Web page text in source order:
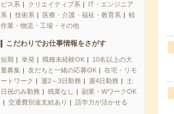
ビス系
クリエイティブ系
IT・エンジニア
系
技術系 医療・介護・福祉・教育系
軽
作業・物流・工場・その他
こだわりでお仕事情報をさがす
短期 単発 職種未経験OK
10名以上の大
量募集
友だちと一緒の応募OK
在宅・リモ
ートワーク
週2～3日勤務 週4日勤務
土
日祝のみ勤務
残業なし
副業・WワークOK
交通費別途支給あり
語学力が活かせる